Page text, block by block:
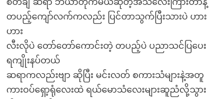
စိတ်ချ ဆရာ ဘီယာတိုက်မယ်ဆိုတဲ့အသံလေးကြားတာနဲ့
တပည့်ကျော်လက်ကလည်း ပြင်တာသွက်ပြီးသားပဲ ဟား
ဟား
လီးလိုပဲ တော်တော်ကောင်းတဲ့ တပည့်ပဲ ပညာသင်ပြပေး
ရကျိုးနပ်တယ်
ဆရာကလည်းဗျာ ဆိုပြီး မင်းလတ် စကားသံများနဲ့အတူ
ကားဝပ်ရှော့ရုံလေးထဲ ရယ်မောသံလေးများဆူညံလို့သွား